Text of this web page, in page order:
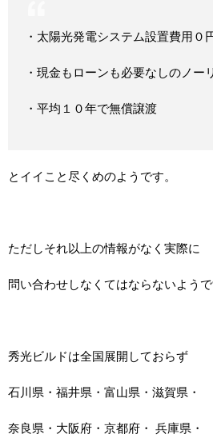
・太陽光発電システム設置費用０
・現金もローンも必要なしのノー
・平均１０年で無償譲渡
とイイこと尽くめのようです。
ただしそれ以上の情報がなく実際に
問い合わせしなくてはならないよう
秀光ビルドは全国展開しておらず
石川県・福井県・富山県・滋賀県・
奈良県・大阪府・京都府・ 兵庫県・